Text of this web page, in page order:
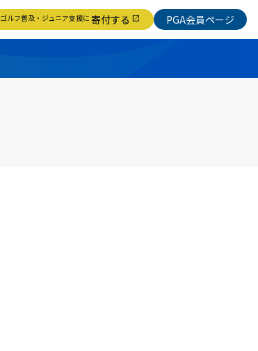
ゴルフ普及・ジュニア支援に 寄付する open_in_new PGA会員ページ